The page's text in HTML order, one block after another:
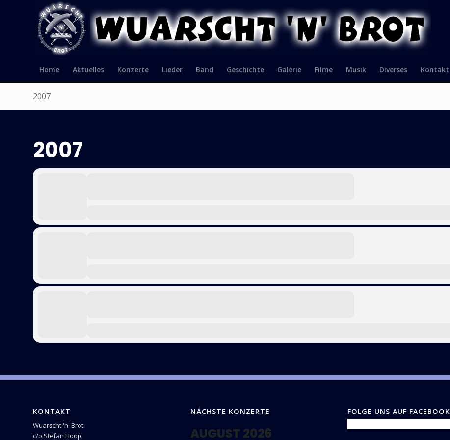
Home Aktuelles Konzerte Lieder Band Geschichte Galerie Filme Musik Diverses Kontakt
2007
2007
KONTAKT
Wuarscht 'n' Brot
c/o Stefan Hoop
NÄCHSTE KONZERTE
AUGUST 2026
FOLGE UNS AUF FACEBOOK